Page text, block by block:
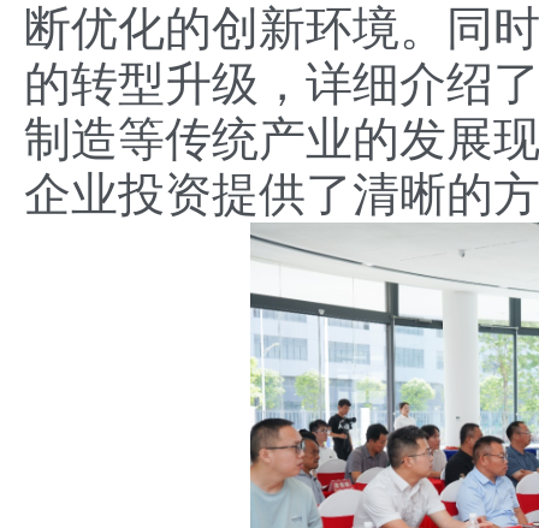
断优化的创新环境。同
的转型升级，详细介绍
制造等传统产业的发展
企业投资提供了清晰的